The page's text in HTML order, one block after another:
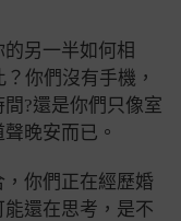
另一半如何相
你們沒有手機，
?還是你們只像室
晚安而已。
你們正在經歷婚
還在思考，是不